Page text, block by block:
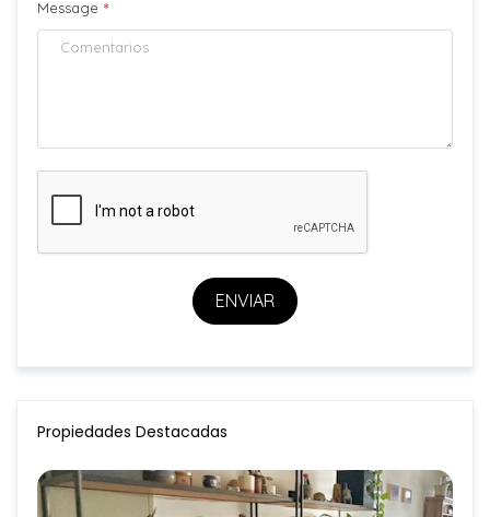
Message *
ENVIAR
Propiedades Destacadas